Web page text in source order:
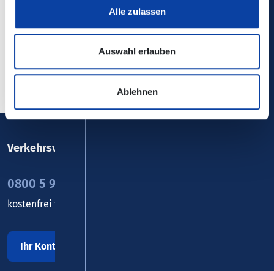
Alle zulassen
Auswahl erlauben
Ablehnen
Zurück zur Übersicht
Verkehrsverbund Rhein-Mosel GmbH
0800 5 986 986
kostenfrei täglich 8 - 20 Uhr
Ihr Kontakt zu uns